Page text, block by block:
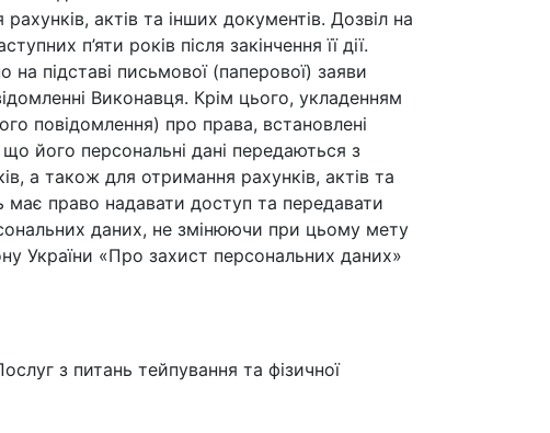
актів та інших документів. Дозвіл на
п’яти років після закінчення її дії.
підставі письмової (паперової) заяви
Виконавця. Крім цього, укладенням
повідомлення) про права, встановлені
його персональні дані передаються з
а також для отримання рахунків, актів та
право надавати доступ та передавати
даних, не змінюючи при цьому мету
України «Про захист персональних даних»
з питань тейпування та фізичної